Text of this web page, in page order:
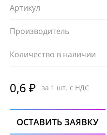
Артикул
Производитель
Количество в наличии
0,6 ₽ за 1 шт. с НДС
ОСТАВИТЬ ЗАЯВКУ